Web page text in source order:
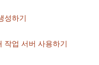
성하기
작업 서버 사용하기